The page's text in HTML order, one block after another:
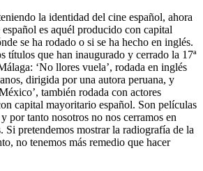
la identidad del cine español, ahora
es aquél producido con capital
se ha rodado o si se ha hecho en inglés.
títulos que han inaugurado y cerrado la 17ª
‘No llores vuela’, rodada en inglés
dirigida por una autora peruana, y
también rodada con actores
capital mayoritario español. Son películas
por tanto nosotros no nos cerramos en
Si pretendemos mostrar la radiografía de la
no tenemos más remedio que hacer